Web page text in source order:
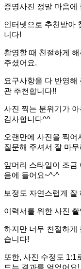
증명사진 정말 마음에
인터넷으로 추천받아
니다!
촬영할 때 친절하게
주셨어요.
요구사항을 다 반영해
관 추천합니다!!
사진 찍는 분위기가
감사합니다^^
오랜만에 사진을 찍어
질문해 주셔서 잘 마
앞머리 스타일이 조금
음에 들어요~^-^
보정도 자연스럽게
이력서를 위한 사진
하지만 너무 친절하게
습니다!
또한, 사진 수정도 1:1
드는 결과를 얻었어요!